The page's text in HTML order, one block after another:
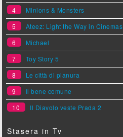
4
Minions & Monsters
5
Ateez: Light the Way in Cinemas
6
Michael
7
Toy Story 5
8
Le città di pianura
9
Il bene comune
10
Il Diavolo veste Prada 2
Stasera in Tv